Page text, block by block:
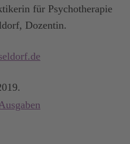
für Psychotherapie
Dozentin.
.